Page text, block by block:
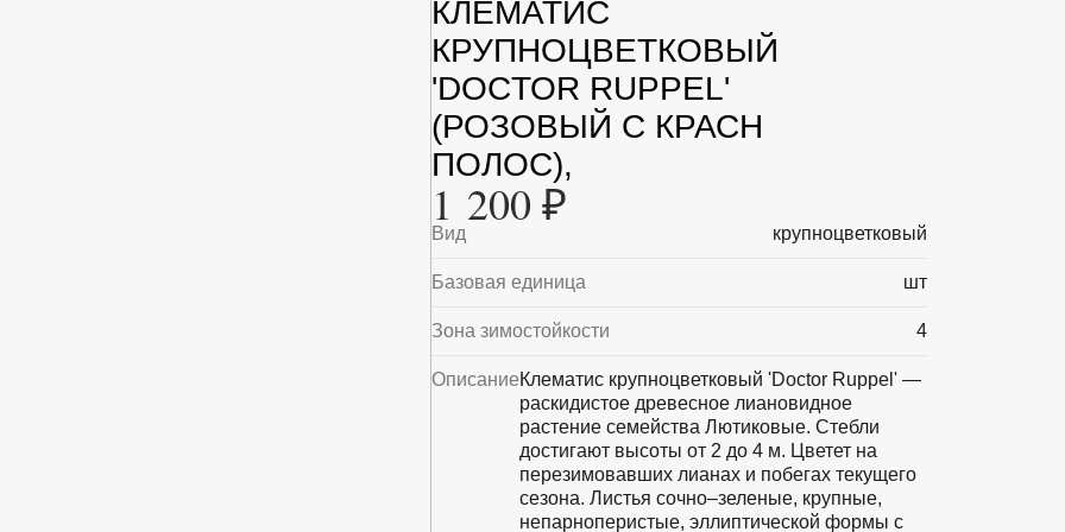
КЛЕМАТИС
КРУПНОЦВЕТКОВЫЙ
'DOCTOR RUPPEL'
(РОЗОВЫЙ С КРАСН
ПОЛОС),
1 200 ₽
Вид крупноцветковый
Базовая единица шт
Зона зимостойкости 4
ОписаниеКлематис крупноцветковый 'Doctor Ruppel' —
раскидистое древесное лиановидное
растение семейства Лютиковые. Стебли
достигают высоты от 2 до 4 м. Цветет на
перезимовавших лианах и побегах текущего
сезона. Листья сочно–зеленые, крупные,
непарноперистые, эллиптической формы с